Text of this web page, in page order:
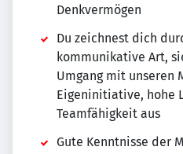
Denkvermögen
Du zeichnest dich
kommunikative Art,
Umgang mit unseren
Eigeninitiative, hohe
Teamfähigkeit aus
Gute Kenntnisse der